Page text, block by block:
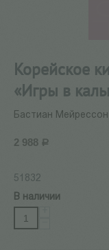
Корейское
«Игры в
Бастиан Мейрессон
2 988 Р
51832
В наличии